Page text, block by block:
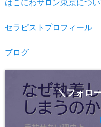
はこにわサロン東京につい
セラピストプロフィール
ブログ
＼フォロ